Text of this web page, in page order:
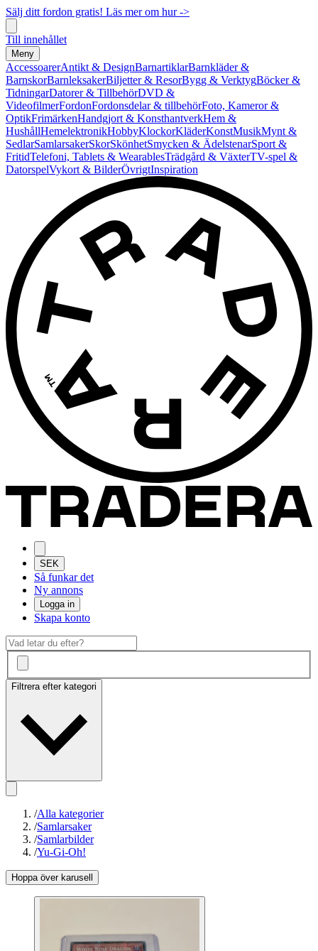
Sälj ditt fordon gratis! Läs mer om hur ->
Till innehållet
Meny
AccessoarerAntikt & DesignBarnartiklarBarnkläder &
BarnskorBarnleksakerBiljetter & ResorBygg & VerktygBöcker &
TidningarDatorer & TillbehörDVD &
VideofilmerFordonFordonsdelar & tillbehörFoto, Kameror &
OptikFrimärkenHandgjort & KonsthantverkHem &
HushållHemelektronikHobbyKlockorKläderKonstMusikMynt &
SedlarSamlarsakerSkorSkönhetSmycken & ÄdelstenarSport &
FritidTelefoni, Tablets & WearablesTrädgård & VäxterTV-spel &
DatorspelVykort & BilderÖvrigtInspiration
SEK
Så funkar det
Ny annons
Logga in
Skapa konto
Filtrera efter kategori
/Alla kategorier
/Samlarsaker
/Samlarbilder
/Yu-Gi-Oh!
Hoppa över karusell